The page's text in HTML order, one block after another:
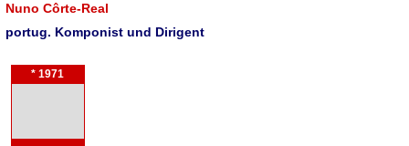
Nuno Côrte-Real
portug. Komponist und Dirigent
* 1971